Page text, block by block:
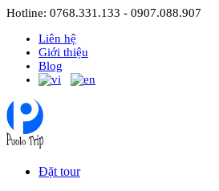
Hotline: 0768.331.133 - 0907.088.907
Liên hệ
Giới thiệu
Blog
Đặt tour